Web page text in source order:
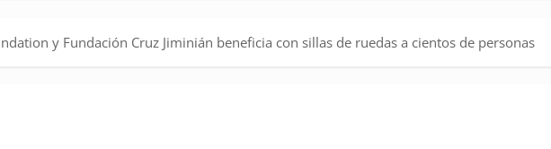
y Fundación Cruz Jiminián beneficia con sillas de ruedas a cientos de personas